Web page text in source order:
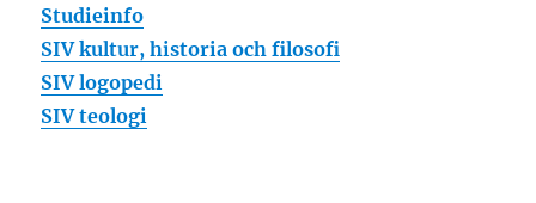
Studieinfo
SIV kultur, historia och filosofi
SIV logopedi
SIV teologi